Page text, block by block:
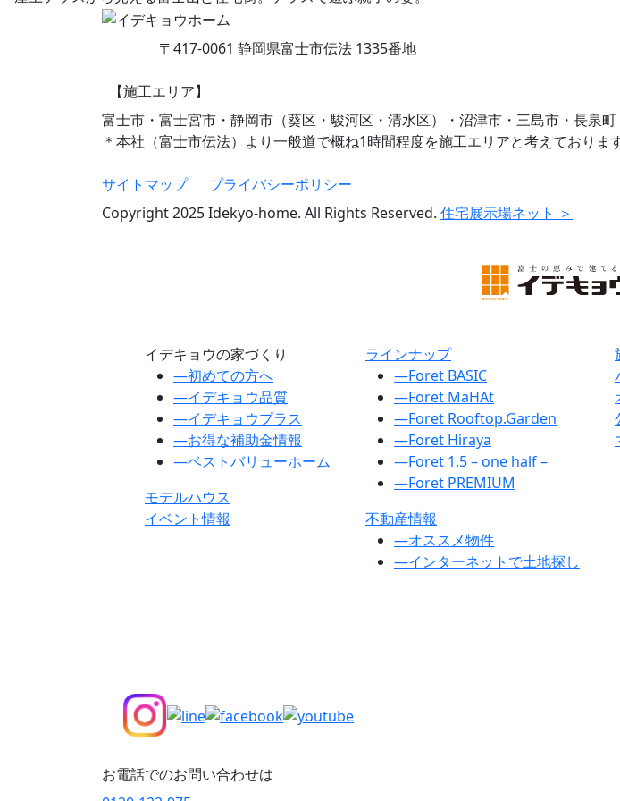
〒417-0061 静岡県富士市伝法 1335番地
【施工エリア】
富士市・富士宮市・静岡市（葵区・駿河区・清水区）・沼津市・三島市・長泉
＊本社（富士市伝法）より一般道で概ね1時間程度を施工エリアと考えております
サイトマップ
プライバシーポリシー
Copyright 2025 Idekyo-home. All Rights Reserved. 住宅展示場ネット ＞
イデキョウの家づくり
―初めての方へ
―イデキョウ品質
―イデキョウプラス
―お得な補助金情報
―ベストバリューホーム
モデルハウス
イベント情報
ラインナップ
―Foret BASIC
―Foret MaHAt
―Foret Rooftop.Garden
―Foret Hiraya
―Foret 1.5 – one half –
―Foret PREMIUM
不動産情報
―オススメ物件
―インターネットで土地探し
お電話でのお問い合わせは